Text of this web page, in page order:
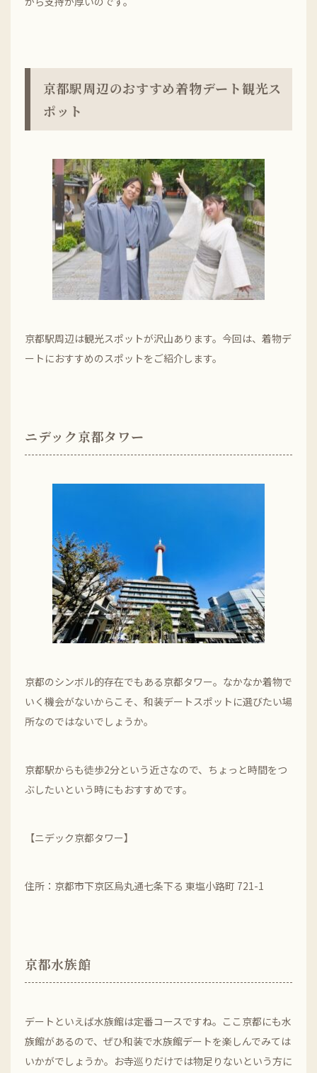
京都駅周辺のおすすめ着物デート観光ス
ポット
京都駅周辺は観光スポットが沢山あります。今回は、着物デ
ートにおすすめのスポットをご紹介します。
ニデック京都タワー
京都のシンボル的存在でもある京都タワー。なかなか着物で
いく機会がないからこそ、和装デートスポットに選びたい場
所なのではないでしょうか。
京都駅からも徒歩2分という近さなので、ちょっと時間をつ
ぶしたいという時にもおすすめです。
【ニデック京都タワー】
住所：京都市下京区烏丸通七条下る 東塩小路町 721-1
京都水族館
デートといえば水族館は定番コースですね。ここ京都にも水
族館があるので、ぜひ和装で水族館デートを楽しんでみては
いかがでしょうか。お寺巡りだけでは物足りないという方に